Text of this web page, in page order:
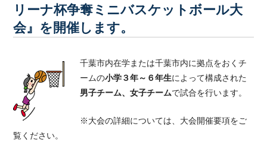
リーナ杯争奪ミニバスケットボール大
会』を開催します。
千葉市内在学または千葉市内に拠点をおくチ
ームの小学３年～６年生によって構成された
男子チーム、 女子チームで試合を行います。
※大会の詳細については、大会開催要項をご
覧ください。